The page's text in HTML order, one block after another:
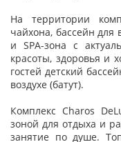
На территории
чайхона, бассейн для
и SPA-зона с
красоты, здоровья и
гостей детский
воздухе (батут).
Комплекс Charos
зоной для отдыха и
занятие по душе.